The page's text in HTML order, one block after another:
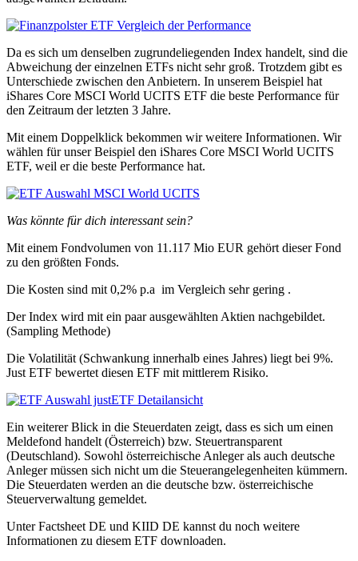
Da es sich um denselben zugrundeliegenden Index handelt, sind die
Abweichung der einzelnen ETFs nicht sehr groß. Trotzdem gibt es
Unterschiede zwischen den Anbietern. In unserem Beispiel hat
iShares Core MSCI World UCITS ETF die beste Performance für
den Zeitraum der letzten 3 Jahre.
Mit einem Doppelklick bekommen wir weitere Informationen. Wir
wählen für unser Beispiel den iShares Core MSCI World UCITS
ETF, weil er die beste Performance hat.
Was könnte für dich interessant sein?
Mit einem Fondvolumen von 11.117 Mio EUR gehört dieser Fond
zu den größten Fonds.
Die Kosten sind mit 0,2% p.a im Vergleich sehr gering .
Der Index wird mit ein paar ausgewählten Aktien nachgebildet.
(Sampling Methode)
Die Volatilität (Schwankung innerhalb eines Jahres) liegt bei 9%.
Just ETF bewertet diesen ETF mit mittlerem Risiko.
Ein weiterer Blick in die Steuerdaten zeigt, dass es sich um einen
Meldefond handelt (Österreich) bzw. Steuertransparent
(Deutschland). Sowohl österreichische Anleger als auch deutsche
Anleger müssen sich nicht um die Steuerangelegenheiten kümmern.
Die Steuerdaten werden an die deutsche bzw. österreichische
Steuerverwaltung gemeldet.
Unter Factsheet DE und KIID DE kannst du noch weitere
Informationen zu diesem ETF downloaden.